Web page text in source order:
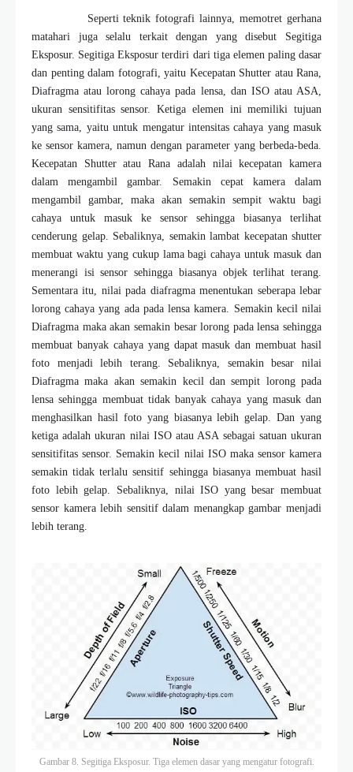
Seperti teknik fotografi lainnya, memotret gerhana
matahari juga selalu terkait dengan yang disebut Segitiga
Eksposur. Segitiga Eksposur terdiri dari tiga elemen paling dasar
dan penting dalam fotografi, yaitu Kecepatan Shutter atau Rana,
Diafragma atau lorong cahaya pada lensa, dan ISO atau ASA,
ukuran sensitifitas sensor. Ketiga elemen ini memiliki tujuan
yang sama, yaitu untuk mengatur intensitas cahaya yang masuk
ke sensor kamera, namun dengan parameter yang berbeda-beda.
Kecepatan Shutter atau Rana adalah nilai kecepatan kamera
dalam mengambil gambar. Semakin cepat kamera dalam
mengambil gambar, maka akan semakin sempit waktu bagi
cahaya untuk masuk ke sensor sehingga biasanya terlihat
cenderung gelap. Sebaliknya, semakin lambat kecepatan shutter
membuat waktu yang cukup lama bagi cahaya untuk masuk dan
menerangi isi sensor sehingga biasanya objek terlihat terang.
Sementara itu, nilai pada diafragma menentukan seberapa lebar
lorong cahaya yang ada pada lensa kamera. Semakin kecil nilai
Diafragma maka akan semakin besar lorong pada lensa sehingga
membuat banyak cahaya yang dapat masuk dan membuat hasil
foto menjadi lebih terang. Sebaliknya, semakin besar nilai
Diafragma maka akan semakin kecil dan sempit lorong pada
lensa sehingga membuat tidak banyak cahaya yang masuk dan
menghasilkan hasil foto yang biasanya lebih gelap. Dan yang
ketiga adalah ukuran nilai ISO atau ASA sebagai satuan ukuran
sensitifitas sensor. Semakin kecil nilai ISO maka sensor kamera
semakin tidak terlalu sensitif sehingga biasanya membuat hasil
foto lebih gelap. Sebaliknya, nilai ISO yang besar membuat
sensor kamera lebih sensitif dalam menangkap gambar menjadi
lebih terang.
Gambar 8. Segitiga Eksposur. Tiga elemen dasar yang mengatur fotografi.